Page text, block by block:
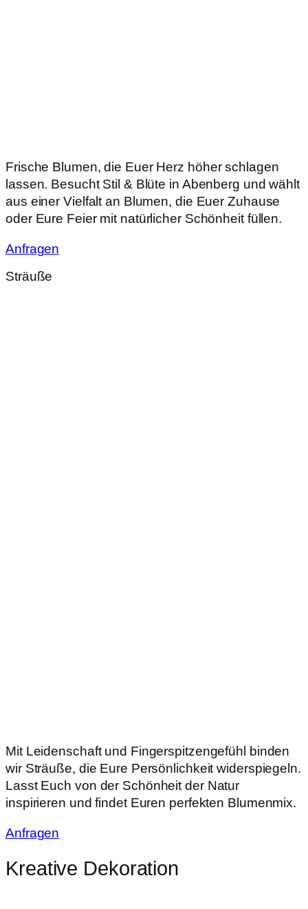
Frische Blumen, die Euer Herz höher schlagen
lassen. Besucht Stil & Blüte in Abenberg und wählt
aus einer Vielfalt an Blumen, die Euer Zuhause
oder Eure Feier mit natürlicher Schönheit füllen.
Anfragen
Sträuße
Mit Leidenschaft und Fingerspitzengefühl binden
wir Sträuße, die Eure Persönlichkeit widerspiegeln.
Lasst Euch von der Schönheit der Natur
inspirieren und findet Euren perfekten Blumenmix.
Anfragen
Kreative Dekoration